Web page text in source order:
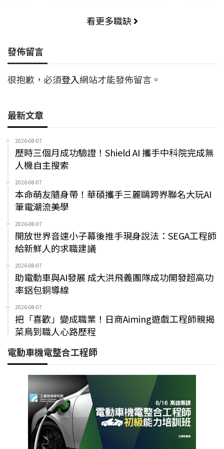
看更多職缺
發佈留言
很抱歉，必須登入網站才能發佈留言。
最新文章
2026-08-07
歷時三個月成功驗證！Shield AI 攜手中科院完成無
人機自主搜索
2026-08-07
本命萌友隨身帶！華碩攜手三麗鷗跨界聯名大玩AI
筆電潮流美學
2026-08-07
開放世界音速小子幕後推手現身說法：SEGA工程師
給新鮮人的求職建議
2026-08-07
助電動車與AI發展 成大洪飛義團隊成功開發超高功
率鋁包銅導線
2026-08-07
把「喜歡」變成職業！日商Aiming遊戲工程師親揭
菜鳥到職人心路歷程
電動車機電整合工程師